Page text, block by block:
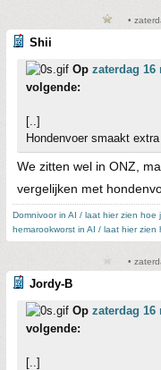
•
Shii
Op zaterdag 16
volgende:
[..]
Hondenvoer smaakt
We zitten wel in ONZ,
vergelijken met
Domnivoor in AI / laat hier zien
hemarookworst in AI / laat hier
•
Jordy-B
Op zaterdag 16
volgende:
[..]